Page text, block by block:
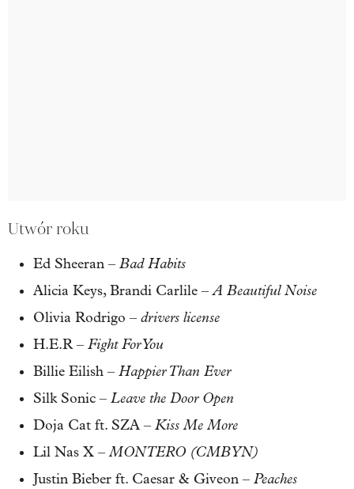
Utwór roku
Ed Sheeran – Bad Habits
Alicia Keys, Brandi Carlile –A Beautiful Noise
Olivia Rodrigo – drivers license
H.E.R – Fight For You
Billie Eilish – Happier Than Ever
Silk Sonic – Leave the Door Open
Doja Cat ft. SZA – Kiss Me More
Lil Nas X –MONTERO (CMBYN)
Justin Bieber ft. Caesar & Giveon – Peaches